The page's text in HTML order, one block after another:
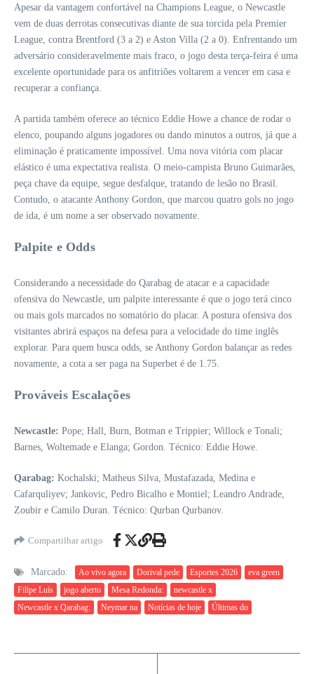
Apesar da vantagem confortável na Champions League, o Newcastle
vem de duas derrotas consecutivas diante de sua torcida pela Premier
League, contra Brentford (3 a 2) e Aston Villa (2 a 0). Enfrentando um
adversário consideravelmente mais fraco, o jogo desta terça-feira é uma
excelente oportunidade para os anfitriões voltarem a vencer em casa e
recuperar a confiança.
A partida também oferece ao técnico Eddie Howe a chance de rodar o
elenco, poupando alguns jogadores ou dando minutos a outros, já que a
eliminação é praticamente impossível. Uma nova vitória com placar
elástico é uma expectativa realista. O meio-campista Bruno Guimarães,
peça chave da equipe, segue desfalque, tratando de lesão no Brasil.
Contudo, o atacante Anthony Gordon, que marcou quatro gols no jogo
de ida, é um nome a ser observado novamente.
Palpite e Odds
Considerando a necessidade do Qarabag de atacar e a capacidade
ofensiva do Newcastle, um palpite interessante é que o jogo terá cinco
ou mais gols marcados no somatório do placar. A postura ofensiva dos
visitantes abrirá espaços na defesa para a velocidade do time inglês
explorar. Para quem busca odds, se Anthony Gordon balançar as redes
novamente, a cota a ser paga na Superbet é de 1.75.
Prováveis Escalações
Newcastle: Pope; Hall, Burn, Botman e Trippier; Willock e Tonali;
Barnes, Woltemade e Elanga; Gordon. Técnico: Eddie Howe.
Qarabag: Kochalski; Matheus Silva, Mustafazada, Medina e
Cafarquliyev; Jankovic, Pedro Bicalho e Montiel; Leandro Andrade,
Zoubir e Camilo Duran. Técnico: Qurban Qurbanov.
Compartilhar artigo
Marcado: Ao vivo agora Dorival pede Esportes 2026
eva green
Filipe Luís
jogo aberto Mesa Redonda:
newcastle x
Newcastle x Qarabag:
Neymar na Notícias de hoje Últimas do